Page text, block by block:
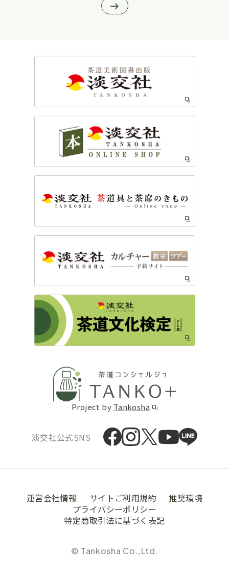
Project by Tankosha
淡交社公式SNS
運営会社情報 サイトご利用規約
推奨環境
プライバシーポリシー
特定商取引法に基づく表記
© Tankosha Co.,Ltd.